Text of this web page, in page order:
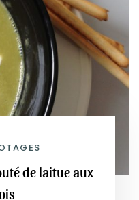
de laitue aux